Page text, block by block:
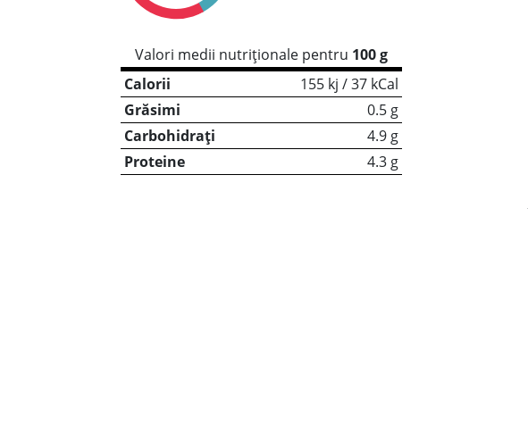
Valori medii nutriționale pentru 100 g
Calorii
155 kj / 37 kCal
Grăsimi
0.5 g
Carbohidrați
4.9 g
Proteine
4.3 g